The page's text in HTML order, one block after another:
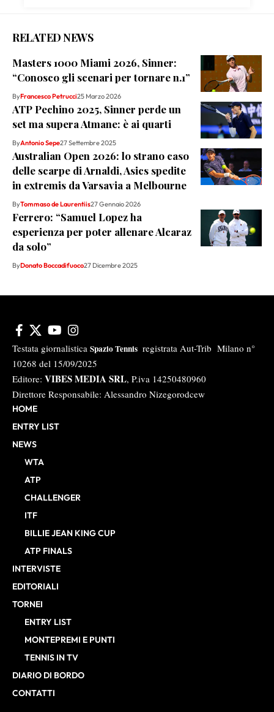
RELATED NEWS
Masters 1000 Miami 2026, Sinner:
“Conosco gli scenari per tornare n.1”
ByFrancesco Petrucci25 Marzo 2026
ATP Pechino 2025, Sinner perde un
set ma supera Atmane: è ai quarti
ByAntonio Sepe27 Settembre 2025
Australian Open 2026: lo strano caso
delle scarpe di Arnaldi, Asics spedite
in extremis da Varsavia a Melbourne
ByTommaso de Laurentiis27 Gennaio 2026
Ferrero: “Samuel Lopez ha
esperienza per poter allenare Alcaraz
da solo”
ByDonato Boccadifuoco27 Dicembre 2025
Testata giornalistica Spazio Tennis registrata Aut-Trib Milano n°
10268 del 15/09/2025
Editore: VIBES MEDIA SRL, P.iva 14250480960
Direttore Responsabile: Alessandro Nizegorodcew
HOME
ENTRY LIST
NEWS
WTA
ATP
CHALLENGER
ITF
BILLIE JEAN KING CUP
ATP FINALS
INTERVISTE
EDITORIALI
TORNEI
ENTRY LIST
MONTEPREMI E PUNTI
TENNIS IN TV
DIARIO DI BORDO
CONTATTI